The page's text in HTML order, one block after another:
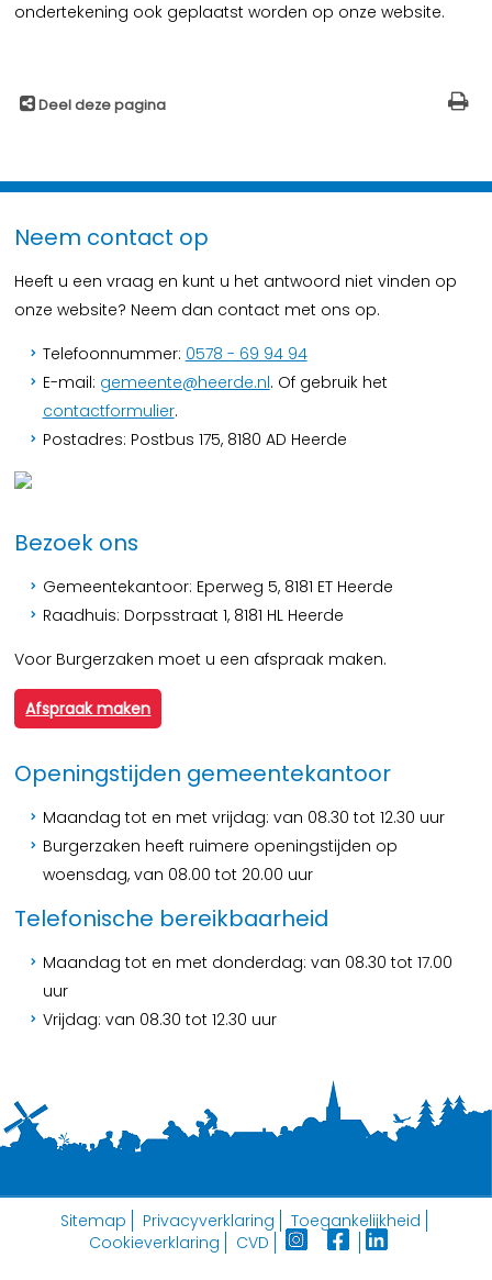
ondertekening ook geplaatst worden op onze website.
Deel deze pagina
Neem contact op
Heeft u een vraag en kunt u het antwoord niet vinden op
onze website? Neem dan contact met ons op.
Telefoonnummer: 0578 - 69 94 94
E-mail: gemeente@heerde.nl. Of gebruik het
contactformulier.
Postadres: Postbus 175, 8180 AD Heerde
Bezoek ons
Gemeentekantoor: Eperweg 5, 8181 ET Heerde
Raadhuis: Dorpsstraat 1, 8181 HL Heerde
Voor Burgerzaken moet u een afspraak maken.
Afspraak maken
Openingstijden gemeentekantoor
Maandag tot en met vrijdag: van 08.30 tot 12.30 uur
Burgerzaken heeft ruimere openingstijden op
woensdag, van 08.00 tot 20.00 uur
Telefonische bereikbaarheid
Maandag tot en met donderdag: van 08.30 tot 17.00
uur
Vrijdag: van 08.30 tot 12.30 uur
Sitemap Privacyverklaring
Toegankelijkheid
Cookieverklaring
CVD